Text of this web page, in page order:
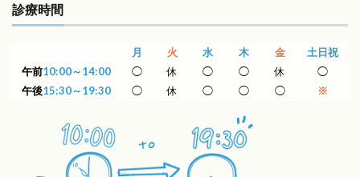
診療時間
月 火 水 木 金
土日祝
午前10:00～14:00 ◯ 休 ◯ ◯ 休
◯
午後15:30～19:30 ◯ 休 ◯ ◯ ◯ ※